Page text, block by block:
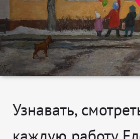
Узнавать,